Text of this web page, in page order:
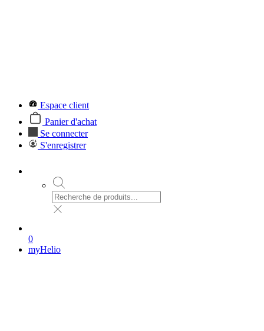
Espace client
Panier d'achat
Se connecter
S'enregistrer
0
myHelio